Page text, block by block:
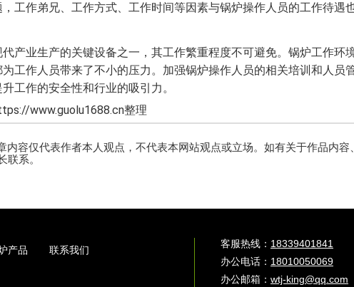
工作弟兄、工作方式、工作时间等因素与锅炉操作人员的工作待遇
产业生产的关键设备之一，其工作繁重程度不可避免。锅炉工作环
工作人员带来了不小的压力。加强锅炉操作人员的相关培训和人员
工作的安全性和行业的吸引力。
www.guolu1688.cn整理
内容仅代表作者本人观点，不代表本网站观点或立场。如有关于作品内
联系。
产品 联系我们
客服热线 ： 18339401841
办公电话 ： 18010050069
办公邮箱 ： wtj-king@qq.com